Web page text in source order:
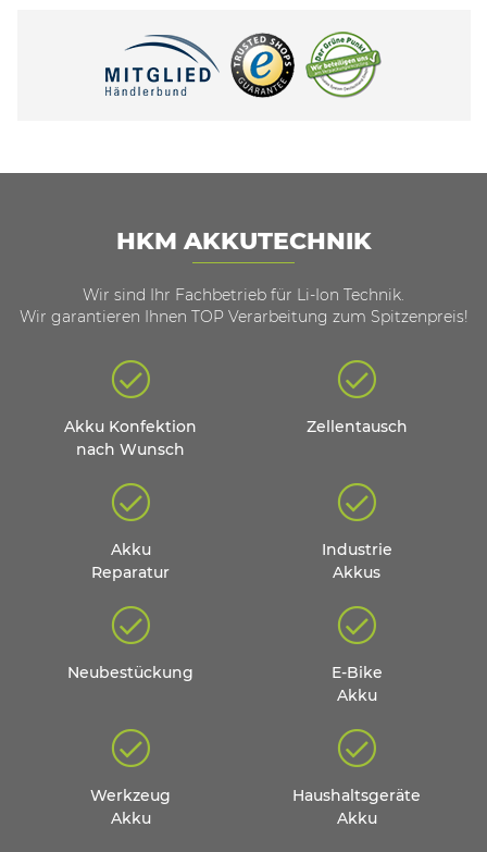
HKM AKKUTECHNIK
Wir sind Ihr Fachbetrieb für Li-Ion Technik.
Wir garantieren Ihnen TOP Verarbeitung zum Spitzenpreis!
Akku Konfektion
nach Wunsch
Zellentausch
Akku
Reparatur
Industrie
Akkus
Neubestückung
E-Bike
Akku
Werkzeug
Akku
Haushaltsgeräte
Akku